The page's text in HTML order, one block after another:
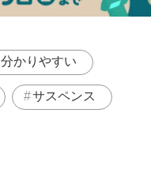
分かりやすい
サスペンス